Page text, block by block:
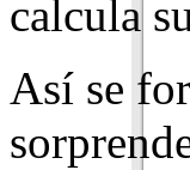
calcula
Así se